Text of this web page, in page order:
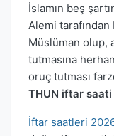
İslamın beş
Alemi tarafından
Müslüman olup,
tutmasına
oruç tutması
THUN iftar
İftar saatleri